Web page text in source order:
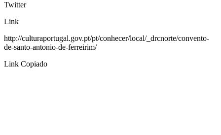
Twitter
Link
http://culturaportugal.gov.pt/pt/conhecer/local/_drcnorte/convento-
de-santo-antonio-de-ferreirim/
Link Copiado